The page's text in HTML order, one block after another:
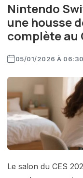
Nintendo
une housse
complète au
05/01/2026 À 06:30
Le salon du CES